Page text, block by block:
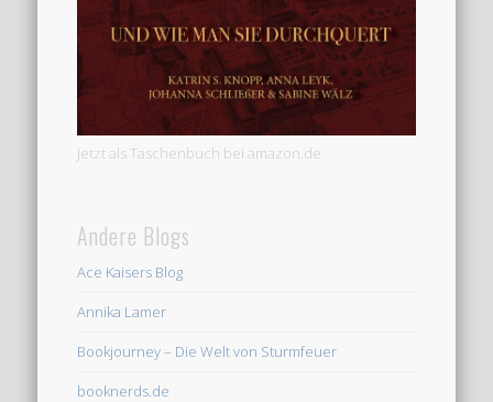
Jetzt als Taschenbuch bei amazon.de
Andere Blogs
Ace Kaisers Blog
Annika Lamer
Bookjourney – Die Welt von Sturmfeuer
booknerds.de